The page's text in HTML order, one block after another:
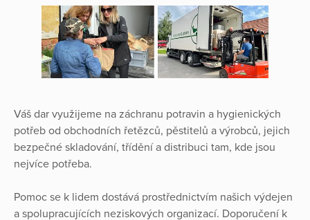
Váš dar využijeme na záchranu potravin a hygienických
potřeb od obchodních řetězců, pěstitelů a výrobců, jejich
bezpečné skladování, třídění a distribuci tam, kde jsou
nejvíce potřeba.
Pomoc se k lidem dostává prostřednictvím našich výdejen
a spolupracujících neziskových organizací. Doporučení k